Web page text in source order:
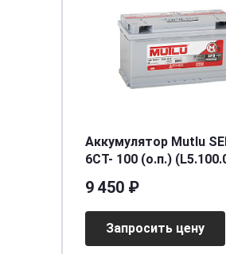
Аккумулятор Mutlu
6CT- 100 (о.п.)
9 450 ₽
Запросить цену